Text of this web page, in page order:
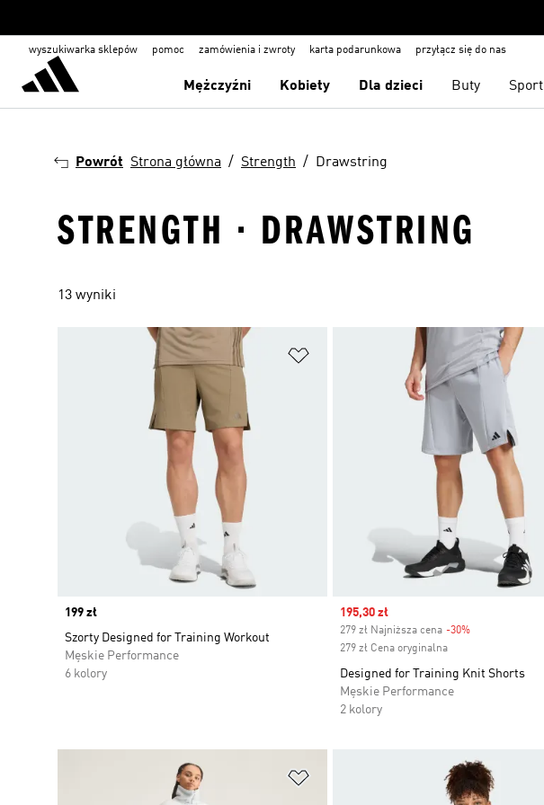
wyszukiwarka sklepów pomoc zamówienia i zwroty karta podarunkowa przyłącz się do nas
Mężczyźni Kobiety Dla dzieci Buty Sport
Powrót Strona główna Strength Drawstring
STRENGTH · DRAWSTRING
13 wyniki
Dodaj do listy życzeń
Price
199 zł
Szorty Designed for Training Workout
Męskie Performance
6 kolory
Sale price
195,30 zł
279 zł Najniższa cena -30%Discount
279 zł Cena oryginalna
Designed for Training Knit Shorts
Męskie Performance
2 kolory